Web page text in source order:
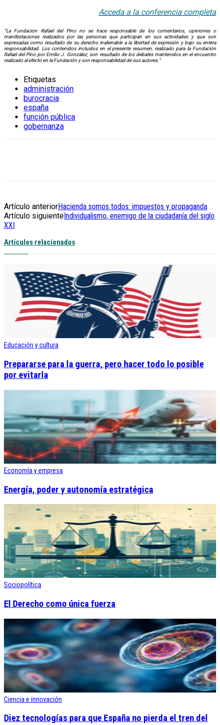
Acceda a la conferencia completa
“La Fundación Rafael del Pino no se hace responsable de los comentarios, opiniones o
manifestaciones realizados por las personas que participan en sus actividades y que son
expresadas como resultado de su derecho inalienable a la libertad de expresión y bajo su entera
responsabilidad. Los contenidos incluidos en el presente resumen, realizado para la Fundación
Rafael del Pino por Emilio J. González, son resultado de los debates mantenidos en el encuentro
realizado al efecto en la Fundación y son responsabilidad de sus autores.”
Etiquetas
administración
burocracia
españa
función pública
gobernanza
Artículo anteriorHacienda somos todos: impuestos y propaganda
Artículo siguiente Individualismo, enemigo de la ciudadanía del siglo
XXI
Artículos relacionados
Educación y cultura
Prepararse para la guerra, pero hacer todo lo posible
por evitarla
Economía y empresa
Energía, poder y autonomía estratégica
Sociopolítica
El Derecho como única fuerza
Ciencia e innovación
Diez tecnologías para que España no pierda el tren del